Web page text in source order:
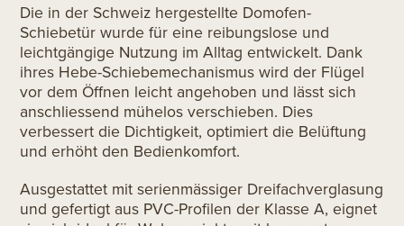
Die in der Schweiz hergestellte Domofen-
Schiebetür wurde für eine reibungslose und
leichtgängige Nutzung im Alltag entwickelt. Dank
ihres Hebe-Schiebemechanismus wird der Flügel
vor dem Öffnen leicht angehoben und lässt sich
anschliessend mühelos verschieben. Dies
verbessert die Dichtigkeit, optimiert die Belüftung
und erhöht den Bedienkomfort.
Ausgestattet mit serienmässiger Dreifachverglasung
und gefertigt aus PVC-Profilen der Klasse A, eignet